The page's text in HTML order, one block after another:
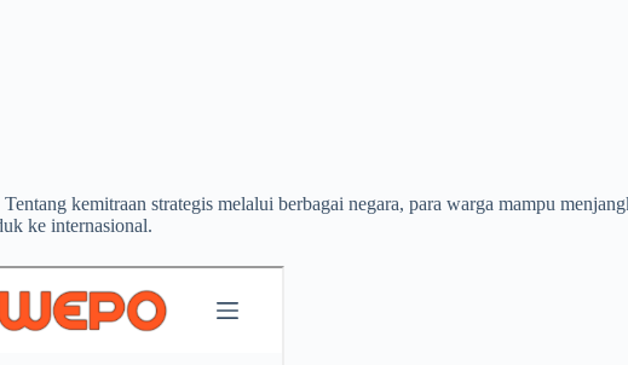
kemitraan strategis melalui berbagai negara, para warga mampu
ke internasional.